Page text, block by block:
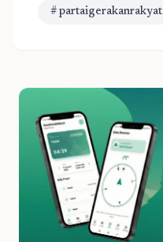
# partaigerakanrakyat